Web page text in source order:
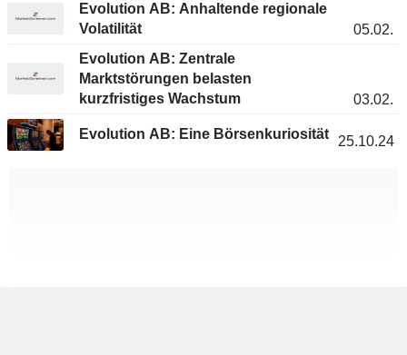
Evolution AB: Anhaltende regionale
Volatilität
05.02.
Evolution AB: Zentrale
Marktstörungen belasten
kurzfristiges Wachstum
03.02.
Evolution AB: Eine Börsenkuriosität 25.10.24